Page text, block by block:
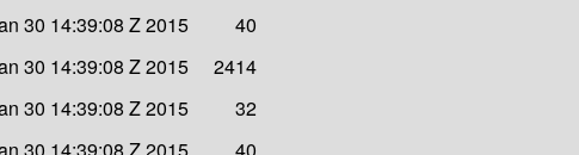
30 14:39:08 Z 2015
40
30 14:39:08 Z 2015
2414
30 14:39:08 Z 2015
32
30 14:39:08 Z 2015 40